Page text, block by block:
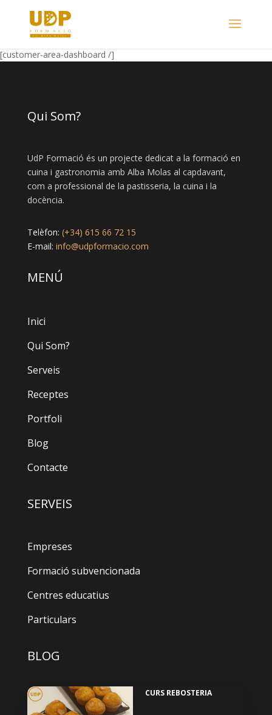
[customer-area-dashboard /]
Qui Som?
UdP Formació és un projecte dedicat a la formació en
cuina i gastronomia amb Alba Molas al capdavant,
com a professional de la pastisseria, la cuina i la
docència.
Telèfon: (+34) 615 66 72 15
E-mail: info@udpformacio.com
MENÚ
Inici
Qui Som?
Serveis
Receptes
Portfoli
Blog
Contacte
SERVEIS
Empreses
Formació subvencionada
Centres educatius
Particulars
BLOG
CURS REBOSTERIA